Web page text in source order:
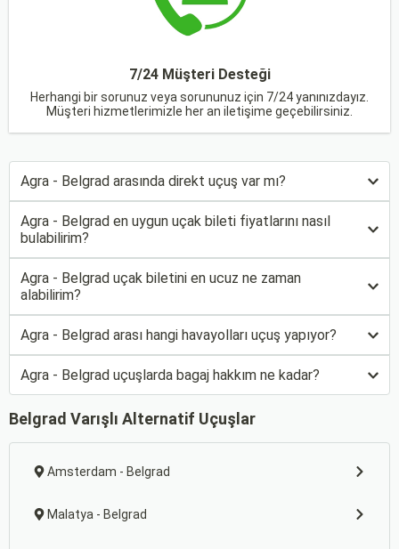
7/24 Müşteri Desteği
Herhangi bir sorunuz veya sorununuz için 7/24 yanınızdayız.
Müşteri hizmetlerimizle her an iletişime geçebilirsiniz.
Agra - Belgrad arasında direkt uçuş var mı?
Agra - Belgrad en uygun uçak bileti fiyatlarını nasıl
bulabilirim?
Agra - Belgrad uçak biletini en ucuz ne zaman
alabilirim?
Agra - Belgrad arası hangi havayolları uçuş yapıyor?
Agra - Belgrad uçuşlarda bagaj hakkım ne kadar?
Belgrad Varışlı Alternatif Uçuşlar
Amsterdam - Belgrad
Malatya - Belgrad